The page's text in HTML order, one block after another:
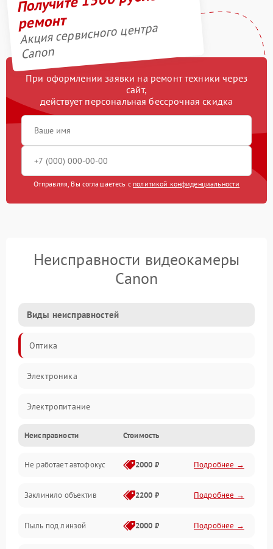
ремонт
Акция сервисного центра
Canon
При оформлении заявки на ремонт техники через
сайт,
действует персональная бессрочная скидка
Отправляя, Вы соглашаетесь с политикой конфиденциальности
Неисправности видеокамеры
Canon
Виды неисправностей
Оптика
Электроника
Электропитание
Видео
Хранение данных
Программное обеспечение
Механические повреждения
Неисправности Стоимость
Не работает автофокус 2000 ₽ Подробнее →
Заклинило объектив 2200 ₽ Подробнее →
Пыль под линзой 2000 ₽ Подробнее →